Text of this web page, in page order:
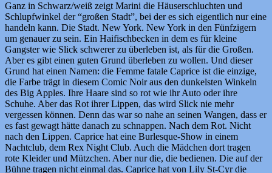
Ganz in Schwarz/weiß zeigt Marini die Häuserschluchten und
Schlupfwinkel der “großen Stadt”, bei der es sich eigentlich nur eine
handeln kann. Die Stadt. New York. New York in den Fünfzigern
um genauer zu sein. Ein Haifischbecken in dem es für kleine
Gangster wie Slick schwerer zu überleben ist, als für die Großen.
Aber es gibt einen guten Grund überleben zu wollen. Und dieser
Grund hat einen Namen: die Femme fatale Caprice ist die einzige,
die Farbe trägt in diesem Comic Noir aus den dunkelsten Winkeln
des Big Apples. Ihre Haare sind so rot wie ihr Auto oder ihre
Schuhe. Aber das Rot ihrer Lippen, das wird Slick nie mehr
vergessen können. Denn das war so nahe an seinen Wangen, dass er
es fast gewagt hätte danach zu schnappen. Nach dem Rot. Nicht
nach den Lippen. Caprice hat eine Burlesque-Show in einem
Nachtclub, dem Rex Night Club. Auch die Mädchen dort tragen
rote Kleider und Mützchen. Aber nur die, die bedienen. Die auf der
Bühne tragen nicht einmal das. Caprice hat von Lily St-Cyr die